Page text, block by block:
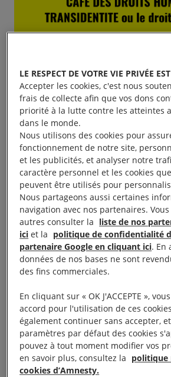
Café des droits humains :
Rois 13006 MARSEILLE
N’hésitez pas à vous joindre à
troisième édition des cafés des
cafés des droits humains c’est un
LE RESPECT DE VOTRE VIE PRIVÉE
Accepter les cookies, c'est nous
frais de collecte afin que vos dons
priorité à la lutte contre les atteintes
dans le monde.
Nous utilisons des cookies pour
fonctionnement de notre site,
et les publicités, et analyser notre
caractère personnel et les cookies
peuvent être utilisés pour
Nous partageons aussi certaines
navigation avec nos partenaires.
autres consulter la liste de nos
ici et la politique de confidentialité
partenaire Google en cliquant ici. En
données de nos bases ne sont
des fins commerciales.
En cliquant sur « OK J'ACCEPTE »,
accord pour l'utilisation de ces
également continuer sans accepter,
paramètres par défaut des cookies
pouvez à tout moment modifier vos
en savoir plus, consultez la politique
cookies d’Amnesty.